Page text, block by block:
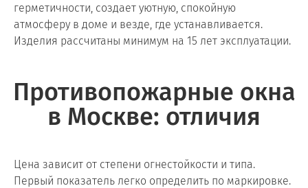
герметичности, создает уютную, спокойную
атмосферу в доме и везде, где устанавливается.
Изделия рассчитаны минимум на 15 лет эксплуатации.
Противопожарные окна
в Москве: отличия
Цена зависит от степени огнестойкости и типа.
Первый показатель легко определить по маркировке.